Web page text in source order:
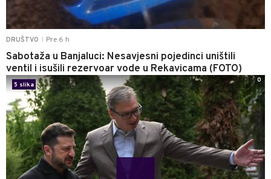
DRUŠTVO Pre 6 h
Sabotaža u Banjaluci: Nesavjesni pojedinci uništili
ventil i isušili rezervoar vode u Rekavicama (FOTO)
5 slika
0